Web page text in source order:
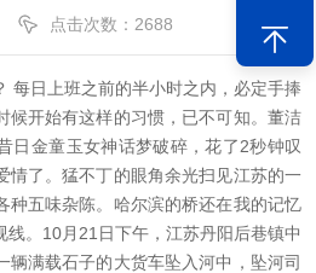
点击次数：2688
每日上班之前的半小时之内，必定手捧
候开始有这样的习惯，已不可知。董洁
日金童玉女神话梦破碎，花了2秒钟叹
情了。猛不丁的眼角余光扫见江苏的一
种五味杂陈。哈尔滨的桥还在我的记忆
线。10月21日下午，江苏丹阳后巷镇中
辆满载石子的大货车坠入河中，坠河司